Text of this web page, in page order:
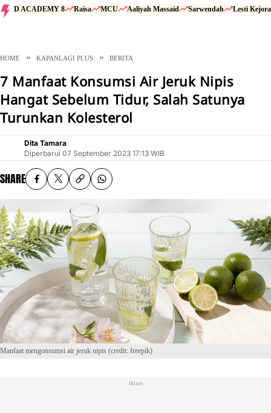
D ACADEMY 8 Raisa MCU Aaliyah Massaid Sarwendah Lesti Kejora
HOME KAPANLAGI PLUS BERITA
7 Manfaat Konsumsi Air Jeruk Nipis
Hangat Sebelum Tidur, Salah Satunya
Turunkan Kolesterol
Dita Tamara
Diperbarui 07 September 2023 17:13 WIB
SHARE
Manfaat mengonsumsi air jeruk nipis (credit: freepik)
Iklan